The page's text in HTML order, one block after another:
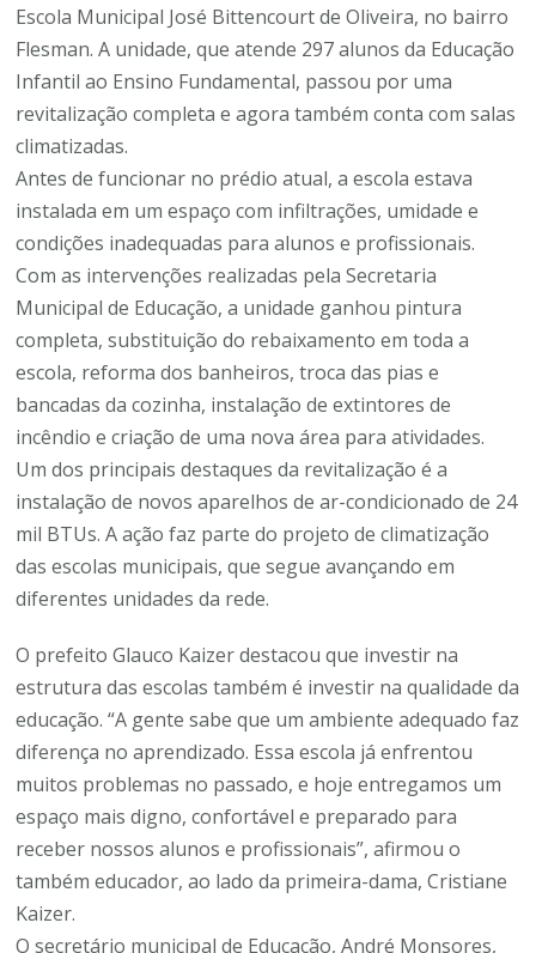
Escola Municipal José Bittencourt de Oliveira, no bairro
Flesman. A unidade, que atende 297 alunos da Educação
Infantil ao Ensino Fundamental, passou por uma
revitalização completa e agora também conta com salas
climatizadas.
Antes de funcionar no prédio atual, a escola estava
instalada em um espaço com infiltrações, umidade e
condições inadequadas para alunos e profissionais.
Com as intervenções realizadas pela Secretaria
Municipal de Educação, a unidade ganhou pintura
completa, substituição do rebaixamento em toda a
escola, reforma dos banheiros, troca das pias e
bancadas da cozinha, instalação de extintores de
incêndio e criação de uma nova área para atividades.
Um dos principais destaques da revitalização é a
instalação de novos aparelhos de ar-condicionado de 24
mil BTUs. A ação faz parte do projeto de climatização
das escolas municipais, que segue avançando em
diferentes unidades da rede.
O prefeito Glauco Kaizer destacou que investir na
estrutura das escolas também é investir na qualidade da
educação. “A gente sabe que um ambiente adequado faz
diferença no aprendizado. Essa escola já enfrentou
muitos problemas no passado, e hoje entregamos um
espaço mais digno, confortável e preparado para
receber nossos alunos e profissionais”, afirmou o
também educador, ao lado da primeira-dama, Cristiane
Kaizer.
O secretário municipal de Educação, André Monsores,